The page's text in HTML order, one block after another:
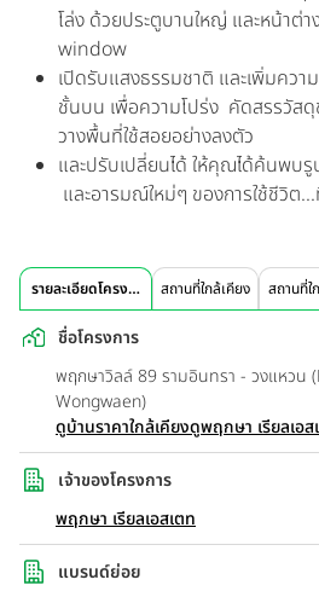
โล่ง ด้วยประตูบานใหญ่ และหน้า
window
เปิดรับแสงธรรมชาติ และเพิ่มคว
ชั้นบน เพื่อความโปร่ง คัดสรรวัส
วางพื้นที่ใช้สอยอย่างลงตัว
และปรับเปลี่ยนได้ ให้คุณได้ค้นพบ
และอารมณ์ใหม่ๆ ของการใช้ชีวิต
รายละเอียดโครงการ สถานที่ใกล้เคียง สถานที่ใ
ชื่อโครงการ
พฤกษาวิลล์ 89 รามอินทรา - วงแหวน
Wongwaen)
ดูบ้านราคาใกล้เคียงดูพฤกษา เรียลเอ
เจ้าของโครงการ
พฤกษา เรียลเอสเตท
แบรนด์ย่อย